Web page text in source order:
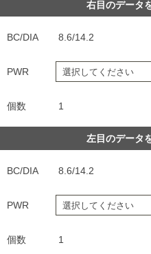
右目のデータ
BC/DIA 8.6/14.2
PWR
個数 1
左目のデータ
BC/DIA 8.6/14.2
PWR
個数 1